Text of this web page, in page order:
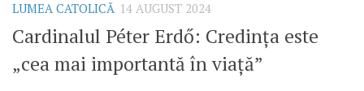
LUMEA CATOLICĂ 14 AUGUST 2024
Cardinalul Péter Erdő: Credința este
„cea mai importantă în viață”